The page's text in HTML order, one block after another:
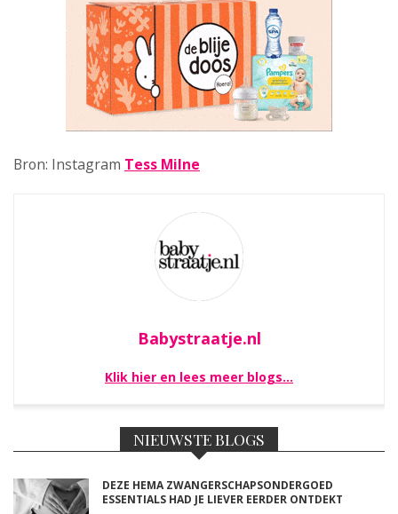
Bron: Instagram Tess Milne
Babystraatje.nl
Klik hier en lees meer blogs…
NIEUWSTE BLOGS
DEZE HEMA ZWANGERSCHAPSONDERGOED
ESSENTIALS HAD JE LIEVER EERDER ONTDEKT